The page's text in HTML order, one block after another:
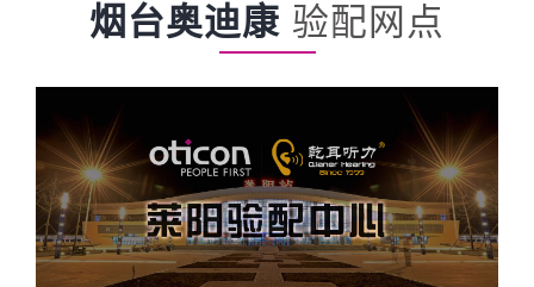
烟台奥迪康 验配网点